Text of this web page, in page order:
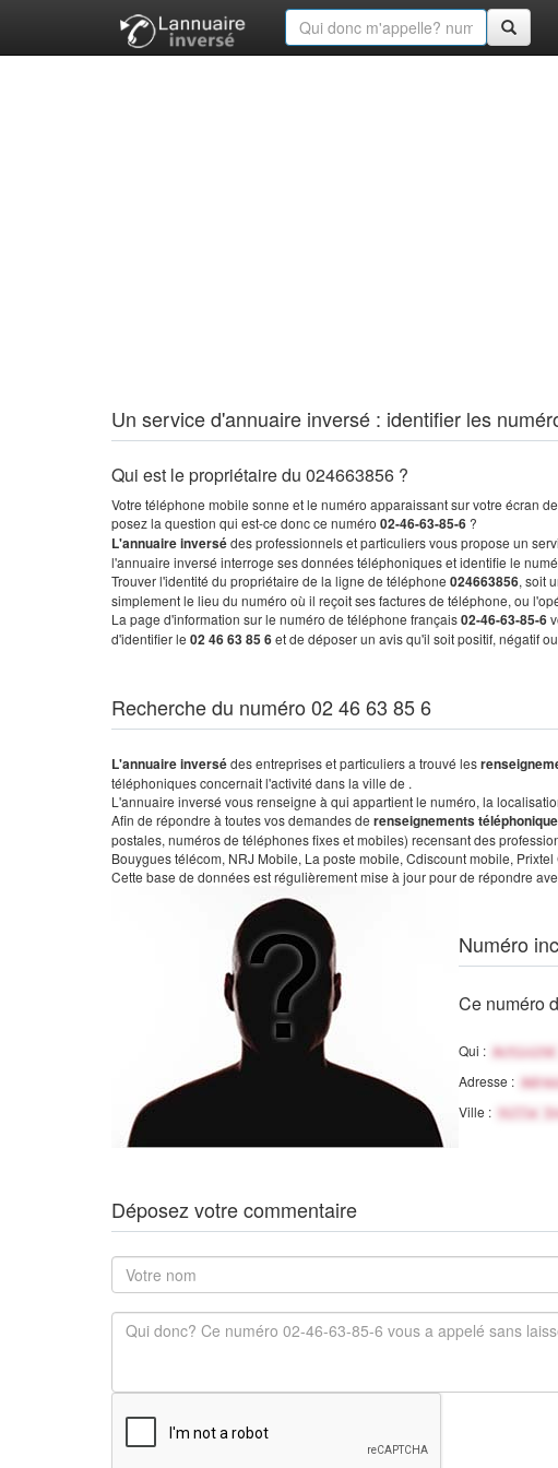
Un service d'annuaire inversé : identifier les
Qui est le propriétaire du 024663856 ?
Votre téléphone mobile sonne et le numéro apparaissant sur votre écran
posez la question qui est-ce donc ce numéro 02-46-63-85-6 ?
L'annuaire inversédes professionnels et particuliers vous propose un
l'annuaire inversé interroge ses données téléphoniques et identifie le
Trouver l'identité du propriétaire de la ligne de téléphone 024663856, soit
simplement le lieu du numéro où il reçoit ses factures de téléphone, ou
La page d'information sur le numéro de téléphone français02-46-63-85-6
d'identifier le 02 46 63 85 6et de déposer un avis qu'il soit positif, négatif
Recherche du numéro 02 46 63 85 6
L'annuaire inversédes entreprises et particuliers a trouvé les
téléphoniques concernait l'activité dans la ville de .
L'annuaire inversé vous renseigne à qui appartient le numéro, la
Afin de répondre à toutes vos demandes de renseignements
postales, numéros de téléphones fixes et mobiles) recensant des
Bouygues télécom, NRJ Mobile, La poste mobile, Cdiscount mobile,
Cette base de données est régulièrement mise à jour pour de répondre
Numéro
Ce numéro
Qui : Activité
Adresse :
Ville : Ville
Déposez votre commentaire